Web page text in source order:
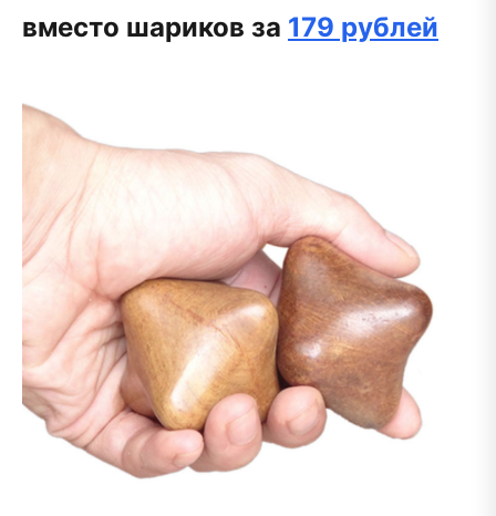
вместо шариков за 179 рублей